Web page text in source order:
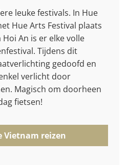
leuke festivals. In Hue
Hue Arts Festival plaats
An is er elke volle
Tijdens dit
gedoofd en
verlicht door
Magisch om doorheen
fietsen!
Vietnam reizen